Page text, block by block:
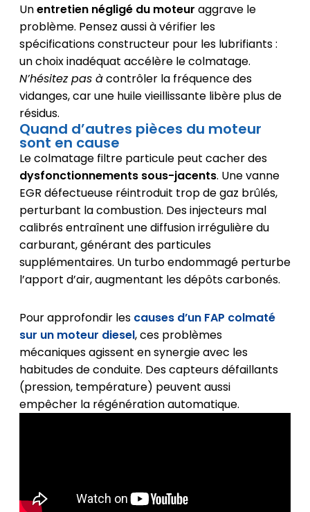
Unentretien négligé du moteur aggrave le
problème. Pensez aussi à vérifier les
spécifications constructeur pour les lubrifiants :
un choix inadéquat accélère le colmatage.
N’hésitez pas àcontrôler la fréquence des
vidanges, car une huile vieillissante libère plus de
résidus.
Quand d’autres pièces du moteur
sont en cause
Le colmatage filtre particule peut cacher des
dysfonctionnements sous-jacents. Une vanne
EGR défectueuse réintroduit trop de gaz brûlés,
perturbant la combustion. Des injecteurs mal
calibrés entraînent une diffusion irrégulière du
carburant, générant des particules
supplémentaires. Un turbo endommagé perturbe
l’apport d’air, augmentant les dépôts carbonés.
Pour approfondir les causes d’un FAP colmaté
sur un moteur diesel, ces problèmes
mécaniques agissent en synergie avec les
habitudes de conduite. Des capteurs défaillants
(pression, température) peuvent aussi
empêcher la régénération automatique.